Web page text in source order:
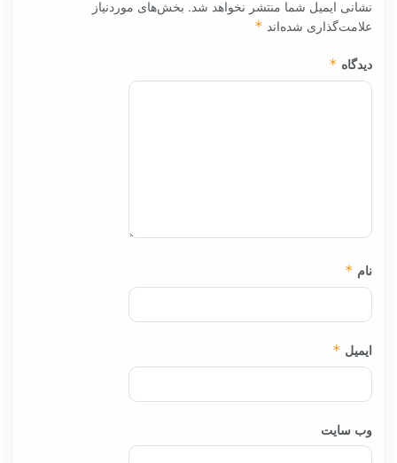
نشانی ایمیل شما منتشر نخواهد شد. بخش‌های موردنیاز
علامت‌گذاری شده‌اند *
دیدگاه *
نام *
ایمیل *
وب‌ سایت